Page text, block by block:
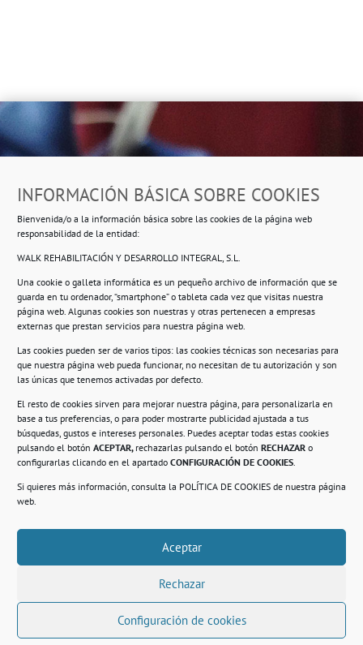
INFORMACIÓN BÁSICA SOBRE COOKIES
Bienvenida/o a la información básica sobre las cookies de la página web
responsabilidad de la entidad:
WALK REHABILITACIÓN Y DESARROLLO INTEGRAL, S.L.
Una cookie o galleta informática es un pequeño archivo de información que se
guarda en tu ordenador, “smartphone” o tableta cada vez que visitas nuestra
página web. Algunas cookies son nuestras y otras pertenecen a empresas
externas que prestan servicios para nuestra página web.
Las cookies pueden ser de varios tipos: las cookies técnicas son necesarias para
que nuestra página web pueda funcionar, no necesitan de tu autorización y son
las únicas que tenemos activadas por defecto.
El resto de cookies sirven para mejorar nuestra página, para personalizarla en
base a tus preferencias, o para poder mostrarte publicidad ajustada a tus
búsquedas, gustos e intereses personales. Puedes aceptar todas estas cookies
pulsando el botón ACEPTAR, rechazarlas pulsando el botón RECHAZAR o
configurarlas clicando en el apartado CONFIGURACIÓN DE COOKIES.
Si quieres más información, consulta la POLÍTICA DE COOKIES de nuestra página
web.
Aceptar
Rechazar
Configuración de cookies
Ropero Solidario de Usera
Beasáin 25-33posterior, local 3 – 28041 Madrid
Información
Compromiso con la protección de datos
Política de Cookies.
© 2021. Realizado en el Centro de Rehabilitación